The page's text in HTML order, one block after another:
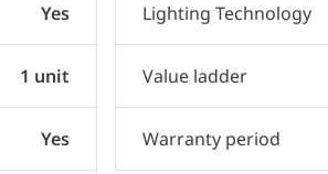
Yes
1 unit
Yes
Lighting Technology
Value ladder
Warranty period